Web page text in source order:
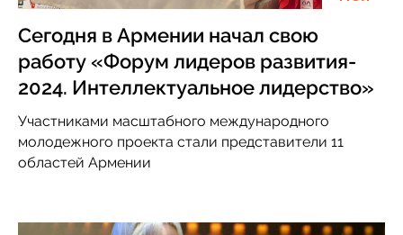
Сегодня в Армении начал свою
работу «Форум лидеров развития-
2024. Интеллектуальное лидерство»
Участниками масштабного международного
молодежного проекта стали представители 11
областей Армении